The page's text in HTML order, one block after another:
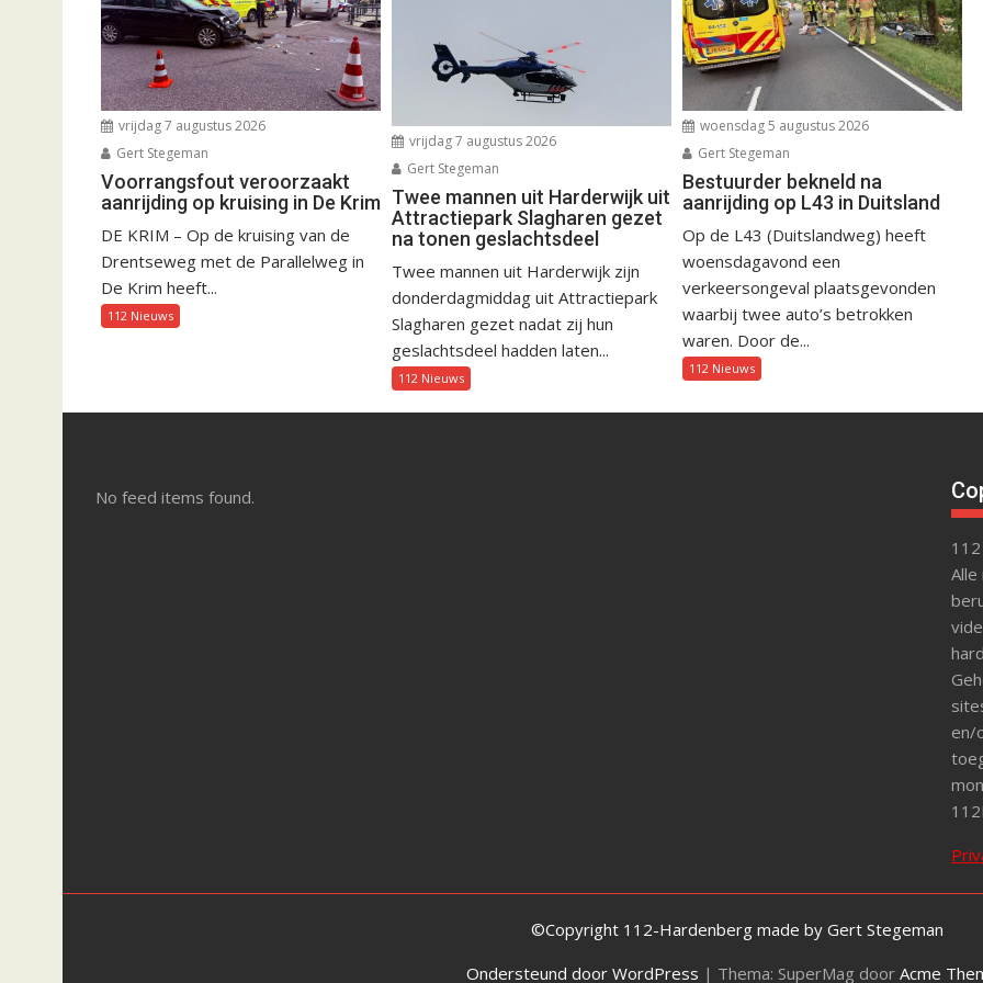
vrijdag 7 augustus 2026
Gert Stegeman
Voorrangsfout veroorzaakt
aanrijding op kruising in De Krim
DE KRIM – Op de kruising van de
Drentseweg met de Parallelweg in
De Krim heeft...
112 Nieuws
vrijdag 7 augustus 2026
Gert Stegeman
Twee mannen uit Harderwijk uit
Attractiepark Slagharen gezet
na tonen geslachtsdeel
Twee mannen uit Harderwijk zijn
donderdagmiddag uit Attractiepark
Slagharen gezet nadat zij hun
geslachtsdeel hadden laten...
112 Nieuws
woensdag 5 augustus 2026
Gert Stegeman
Bestuurder bekneld na
aanrijding op L43 in Duitsland
Op de L43 (Duitslandweg) heeft
woensdagavond een
verkeersongeval plaatsgevonden
waarbij twee auto’s betrokken
waren. Door de...
112 Nieuws
No feed items found.
en/
©Copyright 112-Hardenberg made by Gert Stegeman
Ondersteund door WordPress | Thema: SuperMag door Acme